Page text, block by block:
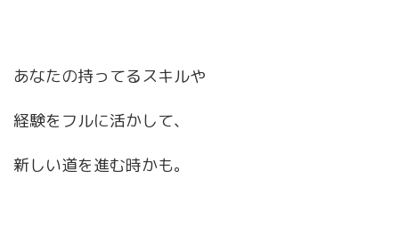
あなたの持ってるスキルや
経験をフルに活かして、
新しい道を進む時かも。